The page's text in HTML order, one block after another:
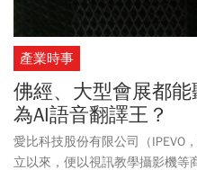
產業時事
佛經、大型會展都
為AI語音翻譯王？
愛比科技股份有限公司（IPEVO
立以來，便以視訊教學攝影機等